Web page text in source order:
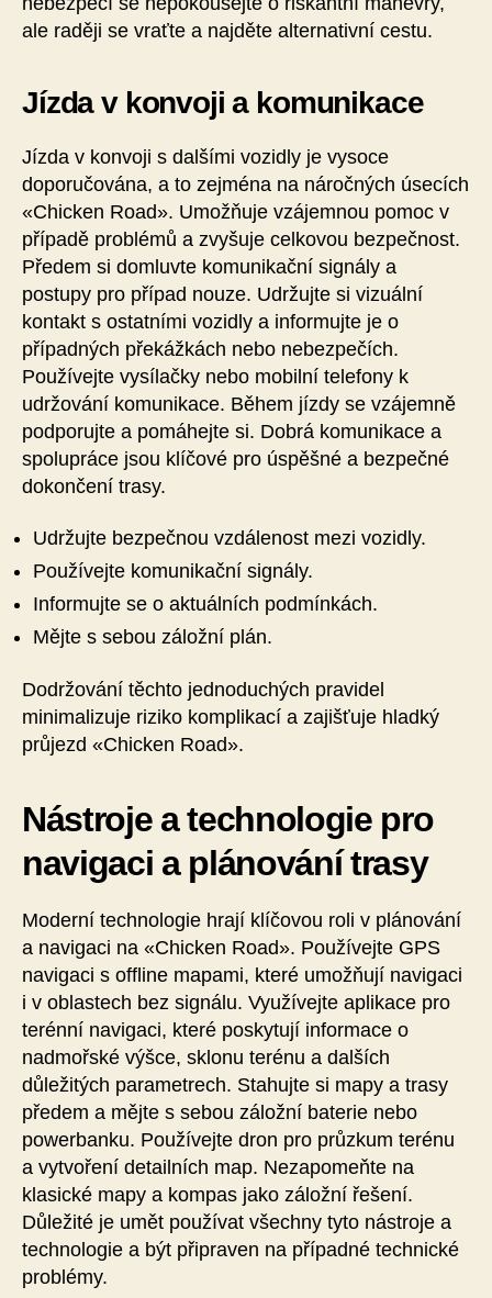
ale raději se vraťte a najděte alternativní cestu.
Jízda v konvoji a komunikace
Jízda v konvoji s dalšími vozidly je vysoce
doporučována, a to zejména na náročných úsecích
«Chicken Road». Umožňuje vzájemnou pomoc v
případě problémů a zvyšuje celkovou bezpečnost.
Předem si domluvte komunikační signály a
postupy pro případ nouze. Udržujte si vizuální
kontakt s ostatními vozidly a informujte je o
případných překážkách nebo nebezpečích.
Používejte vysílačky nebo mobilní telefony k
udržování komunikace. Během jízdy se vzájemně
podporujte a pomáhejte si. Dobrá komunikace a
spolupráce jsou klíčové pro úspěšné a bezpečné
dokončení trasy.
Udržujte bezpečnou vzdálenost mezi vozidly.
Používejte komunikační signály.
Informujte se o aktuálních podmínkách.
Mějte s sebou záložní plán.
Dodržování těchto jednoduchých pravidel
minimalizuje riziko komplikací a zajišťuje hladký
průjezd «Chicken Road».
Nástroje a technologie pro
navigaci a plánování trasy
Moderní technologie hrají klíčovou roli v plánování
a navigaci na «Chicken Road». Používejte GPS
navigaci s offline mapami, které umožňují navigaci
i v oblastech bez signálu. Využívejte aplikace pro
terénní navigaci, které poskytují informace o
nadmořské výšce, sklonu terénu a dalších
důležitých parametrech. Stahujte si mapy a trasy
předem a mějte s sebou záložní baterie nebo
powerbanku. Používejte dron pro průzkum terénu
a vytvoření detailních map. Nezapomeňte na
klasické mapy a kompas jako záložní řešení.
Důležité je umět používat všechny tyto nástroje a
technologie a být připraven na případné technické
problémy.